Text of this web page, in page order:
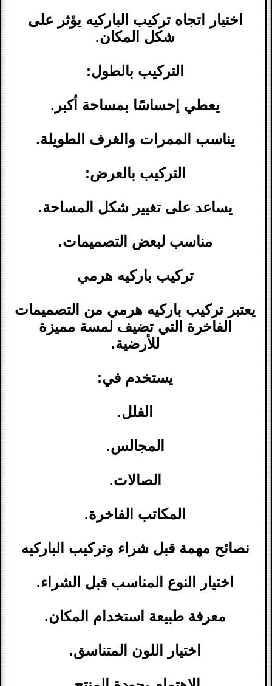
اختيار اتجاه تركيب الباركيه يؤثر على
شكل المكان.
التركيب بالطول:
يعطي إحساسًا بمساحة أكبر.
يناسب الممرات والغرف الطويلة.
التركيب بالعرض:
يساعد على تغيير شكل المساحة.
مناسب لبعض التصميمات.
تركيب باركيه هرمي
يعتبر تركيب باركيه هرمي من التصميمات
الفاخرة التي تضيف لمسة مميزة
للأرضية.
يستخدم في:
الفلل.
المجالس.
الصالات.
المكاتب الفاخرة.
نصائح مهمة قبل شراء وتركيب الباركيه
اختيار النوع المناسب قبل الشراء.
معرفة طبيعة استخدام المكان.
اختيار اللون المتناسق.